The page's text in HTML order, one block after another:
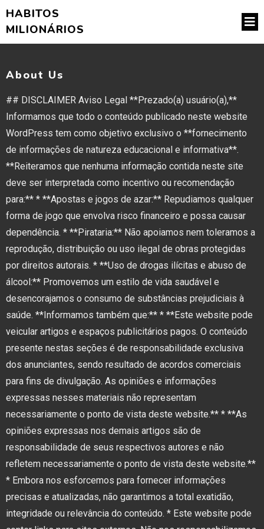
HABITOS
MILIONÁRIOS
About Us
## DISCLAIMER Aviso Legal **Prezado(a) usuário(a),**
Informamos que todo o conteúdo publicado neste website
WordPress tem como objetivo exclusivo o **fornecimento
de informações de natureza educacional e informativa**.
**Reiteramos que nenhuma informação contida neste site
deve ser interpretada como incentivo ou recomendação
para:** * **Apostas e jogos de azar:** Repudiamos qualquer
forma de jogo que envolva risco financeiro e possa causar
dependência. * **Pirataria:** Não apoiamos nem toleramos a
reprodução, distribuição ou uso ilegal de obras protegidas
por direitos autorais. * **Uso de drogas ilícitas e abuso de
álcool:** Promovemos um estilo de vida saudável e
desencorajamos o consumo de substâncias prejudiciais à
saúde. **Informamos também que:** * **Este website pode
veicular artigos e espaços publicitários pagos. O conteúdo
presente nestas seções é de responsabilidade exclusiva
dos anunciantes, sendo resultado de acordos comerciais
para fins de divulgação. As opiniões e informações
expressas nesses materiais não representam
necessariamente o ponto de vista deste website.** * **As
opiniões expressas nos demais artigos são de
responsabilidade de seus respectivos autores e não
refletem necessariamente o ponto de vista deste website.**
* Embora nos esforcemos para fornecer informações
precisas e atualizadas, não garantimos a total exatidão,
integridade ou relevância do conteúdo. * Este website pode